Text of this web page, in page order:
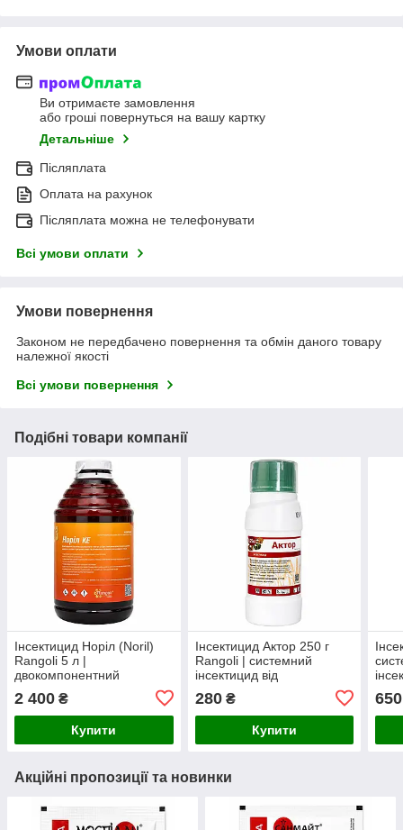
Умови оплати
Ви отримаєте замовлення
або гроші повернуться на вашу картку
Детальніше
Післяплата
Оплата на рахунок
Післяплата можна не телефонувати
Всі умови оплати
Умови повернення
Законом не передбачено повернення та обмін даного товару
належної якості
Всі умови повернення
Подібні товари компанії
Інсектицид Норіл (Noril)
Rangoli 5 л |
двокомпонентний
широкого спектра дії
2 400 ₴
Купити
Інсектицид Актор 250 г
Rangoli | системний
інсектицид від
попелиці, білокрилки,
трипсів та ґрунтових
280₴
Купити
650
Акційні пропозиції та новинки